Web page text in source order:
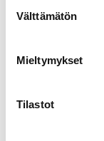
valinta
Välttämätön
Mieltymykset
Tilastot
Mukavia
lukunurkkaus